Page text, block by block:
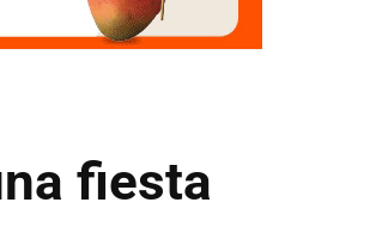
fiesta